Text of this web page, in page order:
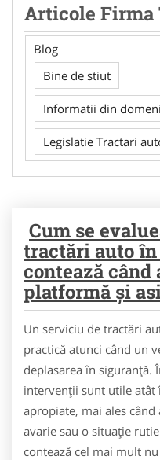
Articole Firma
Blog
Bine de stiut
Informatii din
Legislatie Tractari
Cum se
tractări auto în
contează când
platformă și
Un serviciu de tractări
practică atunci când un
deplasarea în siguranță.
intervenții sunt utile atât
apropiate, mai ales
avarie sau o situație
contează cel mai mult